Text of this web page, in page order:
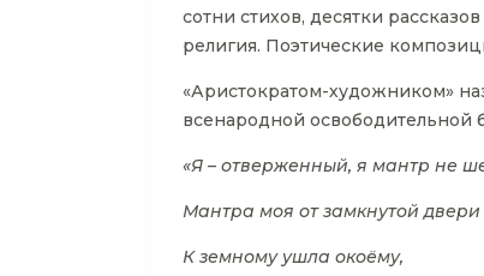
сотни стихов, десятки
религия. Поэтические
«Аристократом-художником»
всенародной освободительной
«Я – отверженный, я мантр не
Мантра моя от замкнутой
К земному ушла окоёму,